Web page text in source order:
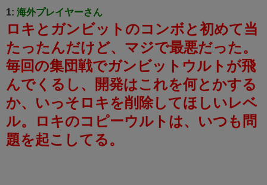
1: 海外プレイヤーさん
ロキとガンビットのコンボと初めて当
たったんだけど、マジで最悪だった。
毎回の集団戦でガンビットウルトが飛
んでくるし、開発はこれを何とかする
か、いっそロキを削除してほしいレベ
ル。
ロキのコピーウルトは、いつも問
題を起こしてる。